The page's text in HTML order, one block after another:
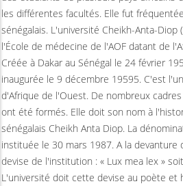
les différentes facultés. Elle fut
sénégalais. L'université Cheikh-Anta-Diop
l'École de médecine de l'AOF datant de
Créée à Dakar au Sénégal le 24 février
inaugurée le 9 décembre 19595. C'est
d'Afrique de l'Ouest. De nombreux
ont été formés. Elle doit son nom à
sénégalais Cheikh Anta Diop. La
instituée le 30 mars 1987. A la
devise de l'institution : « Lux mea lex »
L'université doit cette devise au poète et